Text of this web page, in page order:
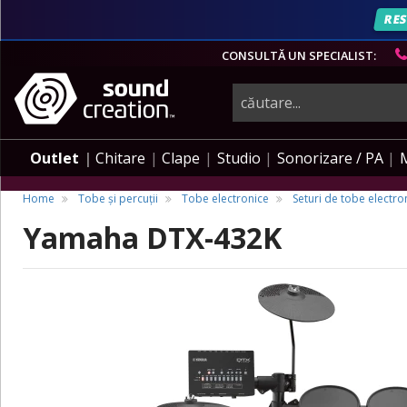
CONSULTĂ UN SPECIALIST:
instrumente
muzicale,
echipamente
pro-
Outlet Chitare Clape Studio Sonorizare / PA
Home Tobe și percuții Tobe electronice Seturi de tobe
Yamaha DTX-432K